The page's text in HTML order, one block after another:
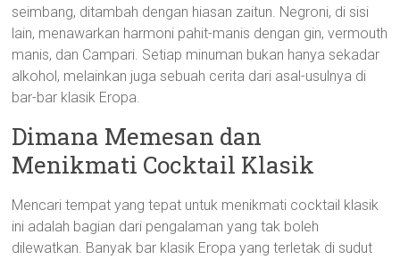
seimbang, ditambah dengan hiasan zaitun. Negroni, di sisi
lain, menawarkan harmoni pahit-manis dengan gin, vermouth
manis, dan Campari. Setiap minuman bukan hanya sekadar
alkohol, melainkan juga sebuah cerita dari asal-usulnya di
bar-bar klasik Eropa.
Dimana Memesan dan
Menikmati Cocktail Klasik
Mencari tempat yang tepat untuk menikmati cocktail klasik
ini adalah bagian dari pengalaman yang tak boleh
dilewatkan. Banyak bar klasik Eropa yang terletak di sudut